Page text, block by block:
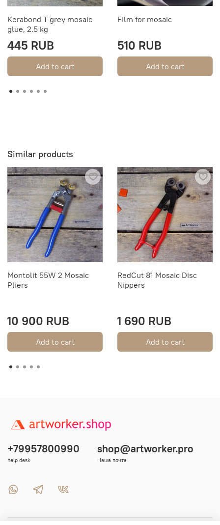
Kerabond T grey mosaic
glue, 2.5 kg
445 RUB
Add to cart
Film for mosaic
510 RUB
Add to cart
Similar products
Montolit 55W 2 Mosaic
Pliers
10 900 RUB
Add to cart
RedСut 81 Mosaic Disc
Nippers
1 690 RUB
Add to cart
+79957800990
help desk
shop@artworker.pro
Наша почта